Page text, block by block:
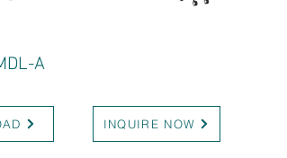
A
INQUIRE NOW